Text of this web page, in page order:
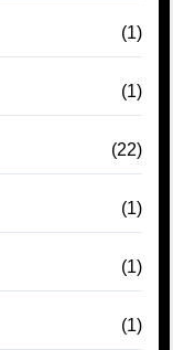
(1)
(1)
(22)
(1)
(1)
(1)